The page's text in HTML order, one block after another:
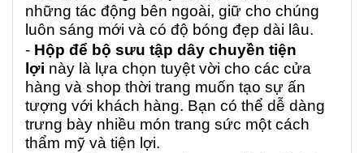
những tác động bên ngoài, giữ cho chúng
luôn sáng mới và có độ bóng đẹp dài lâu.
- Hộp để bộ sưu tập dây chuyền tiện
lợi này là lựa chọn tuyệt vời cho các cửa
hàng và shop thời trang muốn tạo sự ấn
tượng với khách hàng. Bạn có thể dễ dàng
trưng bày nhiều món trang sức một cách
thẩm mỹ và tiện lợi.